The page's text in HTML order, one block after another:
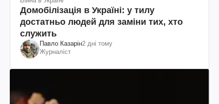
Домобілізація в Україні: у тилу
достатньо людей для заміни тих, хто
служить
Павло Казарін2 дні тому
Журналіст